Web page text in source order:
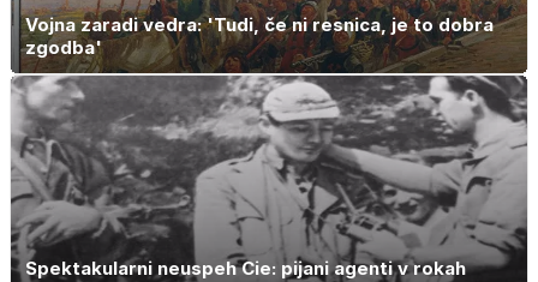
Vojna zaradi vedra: 'Tudi, če ni resnica, je to dobra
zgodba'
Spektakularni neuspeh Cie: pijani agenti v rokah